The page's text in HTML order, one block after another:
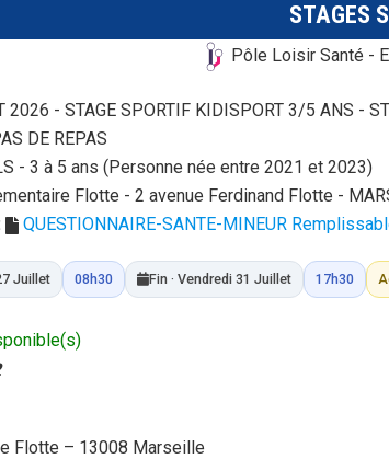
STAGES
Pôle Loisir Santé -
2026 - STAGE SPORTIF KIDISPORT 3/5 ANS -
DE REPAS
- 3 à 5 ans (Personne née entre 2021 et 2023)
Flotte - 2 avenue Ferdinand Flotte -
QUESTIONNAIRE-SANTE-MINEUR
Juillet 08h30 Fin · Vendredi 31 Juillet 17h30
Flotte – 13008 Marseille